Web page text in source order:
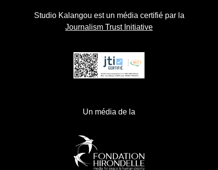
Studio Kalangou est un média certifié par la
Journalism Trust Initiative
Un média de la